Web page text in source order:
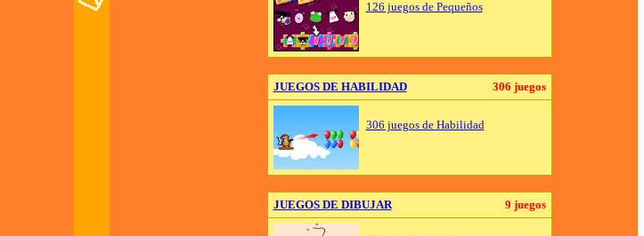
126 juegos de Pequeños
JUEGOS DE HABILIDAD 306 juegos
306 juegos de Habilidad
JUEGOS DE DIBUJAR 9 juegos